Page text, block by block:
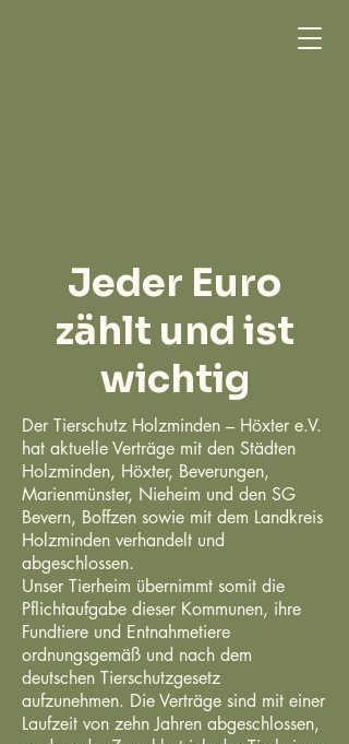
Jeder Euro
zählt und ist
wichtig
Der Tierschutz Holzminden – Höxter e.V.
hat aktuelle Verträge mit den Städten
Holzminden, Höxter, Beverungen,
Marienmünster, Nieheim und den SG
Bevern, Boffzen sowie mit dem Landkreis
Holzminden verhandelt und
abgeschlossen.
Unser Tierheim übernimmt somit die
Pflichtaufgabe dieser Kommunen, ihre
Fundtiere und Entnahmetiere
ordnungsgemäß und nach dem
deutschen Tierschutzgesetz
aufzunehmen. Die Verträge sind mit einer
Laufzeit von zehn Jahren abgeschlossen,